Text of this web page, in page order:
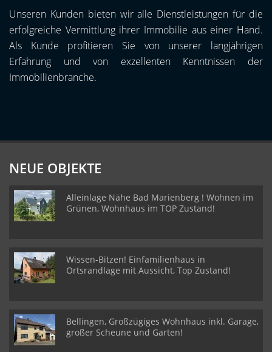
Unseren Kunden bieten wir alle Dienstleistungen für die
erfolgreiche Vermittlung ihrer Immobilie aus einer Hand.
Als Kunde profitieren Sie von unserer langjährigen
Erfahrung und von exzellenten Kenntnissen der
Immobilienbranche.
NEUE OBJEKTE
Alleinlage Nähe Bad Marienberg ! Wohnen im
Grünen, Wohnhaus im TOP Zustand!
Wissen-Bitzen! Einfamilienhaus in
Ortsrandlage mit Aussicht, Top Zustand!
Bellingen, Großzügiges Wohnhaus inkl. Garage,
großer Scheune und Garten!